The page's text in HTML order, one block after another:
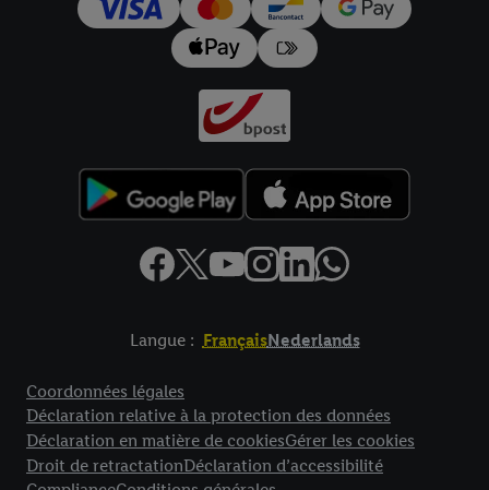
Langue : FrançaisNederlands
Coordonnées légales
Déclaration relative à la protection des données
Déclaration en matière de cookiesGérer les cookies
Droit de retractationDéclaration d’accessibilité